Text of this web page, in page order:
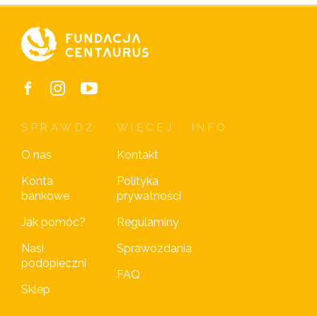
SPRAWDŹ
O nas
Konta
bankowe
Jak pomóc?
Nasi
podopieczni
Sklep
WIĘCEJ
Kontakt
Polityka
prywatności
Regulaminy
Sprawozdania
FAQ
INFO